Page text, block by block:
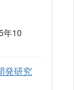
年10
発研究